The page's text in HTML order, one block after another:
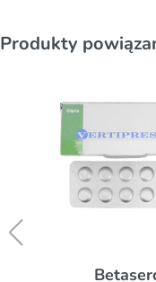
Produkty